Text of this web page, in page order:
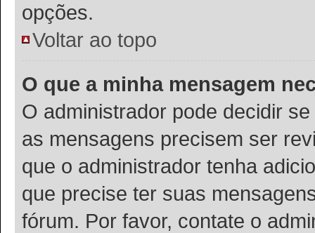
opções.
Voltar ao topo
O que a minha mensagem
O administrador pode decidir
as mensagens precisem ser
que o administrador tenha
que precise ter suas
fórum. Por favor, contate o